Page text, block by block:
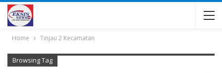
Home Tinjau 2 Kecamatan
Browsing Tag